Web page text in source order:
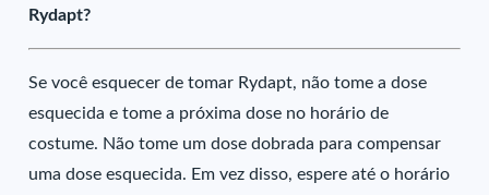
Rydapt?
Se você esquecer de tomar Rydapt, não tome a dose
esquecida e tome a próxima dose no horário de
costume. Não tome um dose dobrada para compensar
uma dose esquecida. Em vez disso, espere até o horário